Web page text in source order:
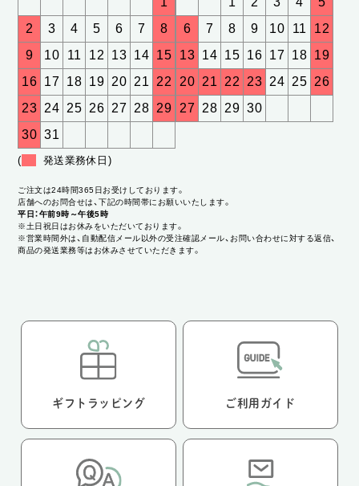
2
3 4 5 6 7
8
9
10 11 12 13 14 15
16 17 18 19 20 21
22
23 24 25 26 27 28 29
30 31
6
7 8 9 10 11
12
13 14 15 16 17 18 19
20 21 22 23 24 25 26
27 28 29 30
( 発送業務休日)
ご注文は24時間365日お受けしております。
店舗へのお問合せは、下記の時間帯にお願いいたします。
平日：午前9時～午後5時
※土日祝日はお休みをいただいております。
※営業時間外は、自動配信メール以外の受注確認メール、お問い合わせに対する返信、
商品の発送業務等はお休みさせていただきます。
ギフトラッピング ご利用ガイド